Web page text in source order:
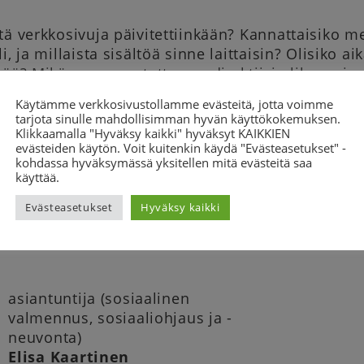
verkkosivuja päivitettiinkään? Kannattaisiko
ja millaista sisältöä sinne laittaisin? Olisiko
Mikäs se saavutettavuusdirektiivi olikaan,
yhdistysviestinnän iloista ja haasteista CP-
viestinnän harjoittelija Elisa Kaartisen kanssa.
kello 10.00–11.00. Tapaaminen on
suoraantämän linkinkautta. Voit myös tilata
tekstiviestillä
. Ne
asiantuntija (sosiaalinen
valmennus, sosiaaliohjaus ja -
neuvonta)
Elisa Kaartinen
Käytämme verkkosivustollamme evästeitä, jotta voimme
tarjota sinulle mahdollisimman hyvän käyttökokemuksen.
Klikkaamalla "Hyväksy kaikki" hyväksyt KAIKKIEN
evästeiden käytön. Voit kuitenkin käydä "Evästeasetukset" -
kohdassa hyväksymässä yksitellen mitä evästeitä saa
käyttää.
Evästeasetukset Hyväksy kaikki